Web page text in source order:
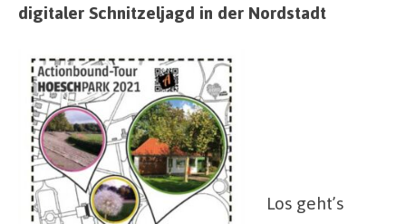
digitaler Schnitzeljagd in der Nordstadt
Los geht’s